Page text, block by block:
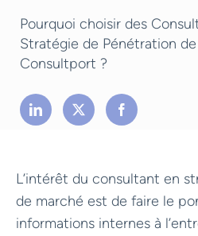
Pourquoi choisir des
Stratégie de Pénétration
Consultport ?
L’intérêt du consultant en
de marché est de faire le
informations internes à